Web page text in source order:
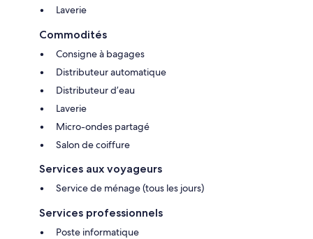
Laverie
Commodités
Consigne à bagages
Distributeur automatique
Distributeur d’eau
Laverie
Micro-ondes partagé
Salon de coiffure
Services aux voyageurs
Service de ménage (tous les jours)
Services professionnels
Poste informatique